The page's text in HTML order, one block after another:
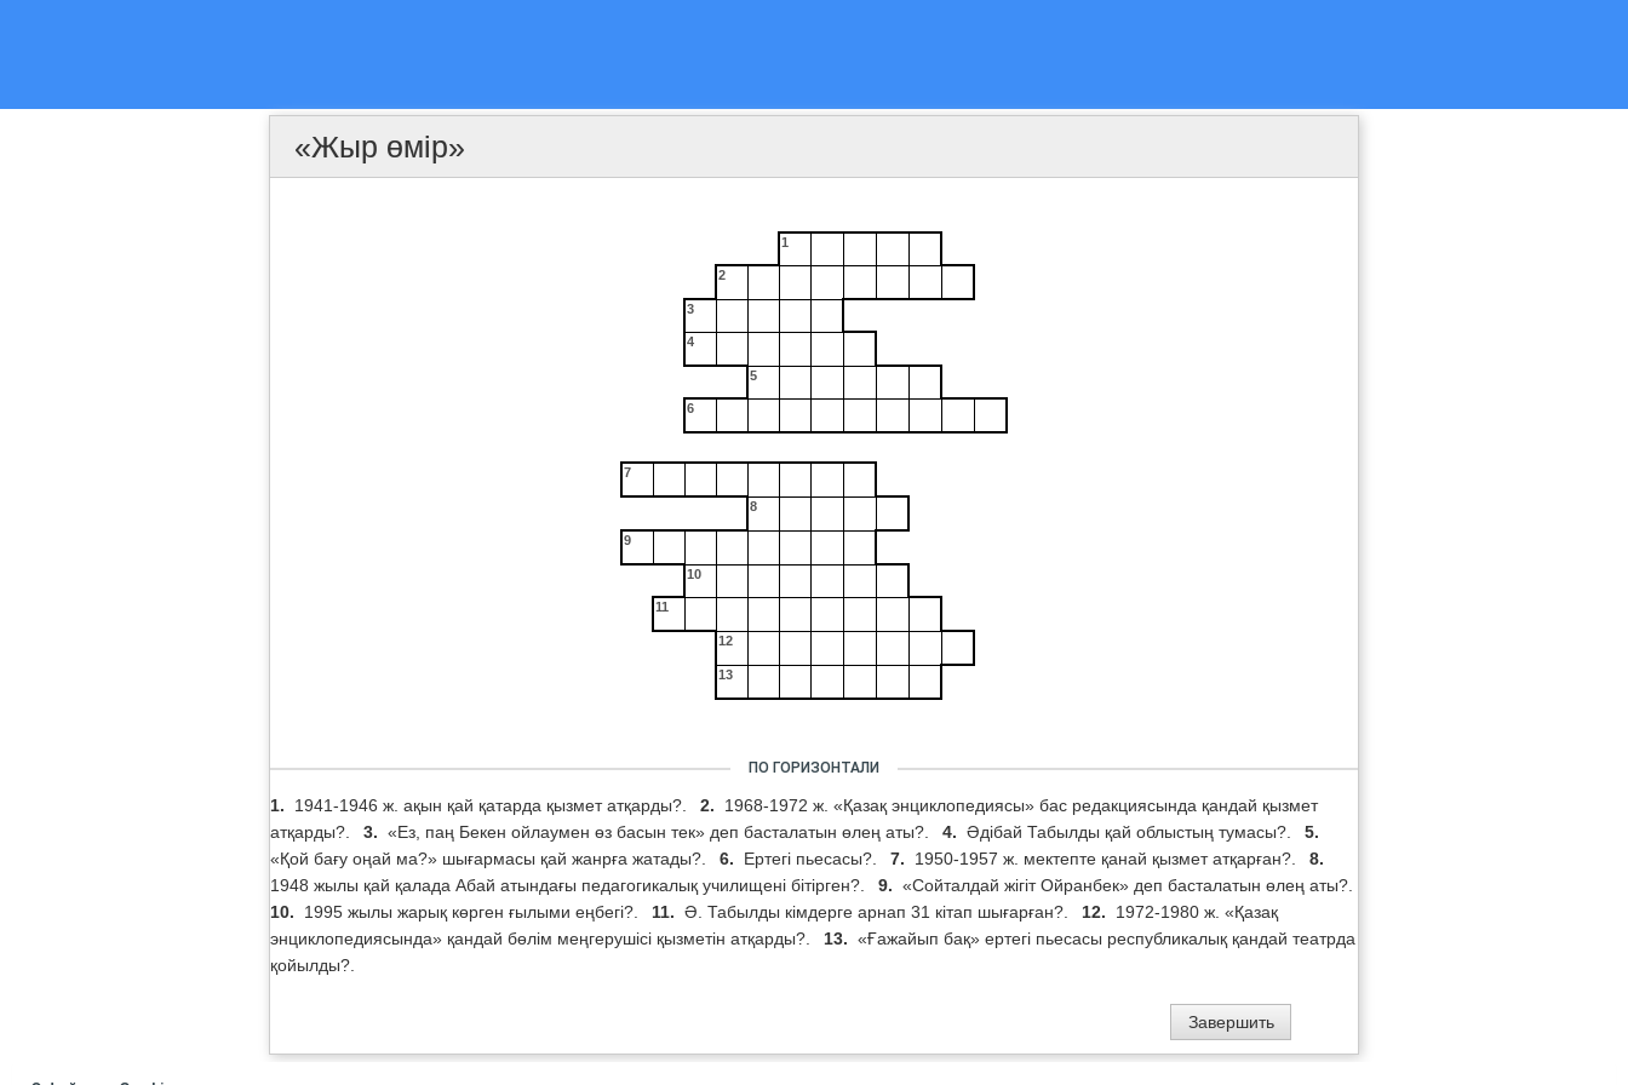
«Жыр өмір»
1
2
3
4
5
6
7
8
9
10
11
12
13
ПО ГОРИЗОНТАЛИ
1. 1941-1946 ж. ақын қай қатарда қызмет атқарды?. 2.
1968-1972 ж. «Қазақ энциклопедиясы» бас редакциясында қандай қызмет
атқарды?.
3. «Ез, паң Бекен ойлаумен өз басын тек» деп басталатын өлең аты?. 4. Әдібай Табылды қай облыстың тумасы?.
5.
«Қой бағу оңай ма?» шығармасы қай жанрға жатады?.
6. Ертегі пьесасы?. 7. 1950-1957 ж. мектепте қанай қызмет атқарған?.
8.
1948 жылы қай қалада Абай атындағы педагогикалық училищені бітірген?.
9. «Сойталдай жігіт Ойранбек» деп басталатын өлең аты?.
10.
1995 жылы жарық көрген ғылыми еңбегі?. 11. Ә. Табылды кімдерге арнап 31 кітап шығарған?. 12.
1972-1980 ж. «Қазақ
энциклопедиясында» қандай бөлім меңгерушісі қызметін атқарды?.
13. «Ғажайып бақ» ертегі пьесасы республикалық қандай театрда
қойылды?.